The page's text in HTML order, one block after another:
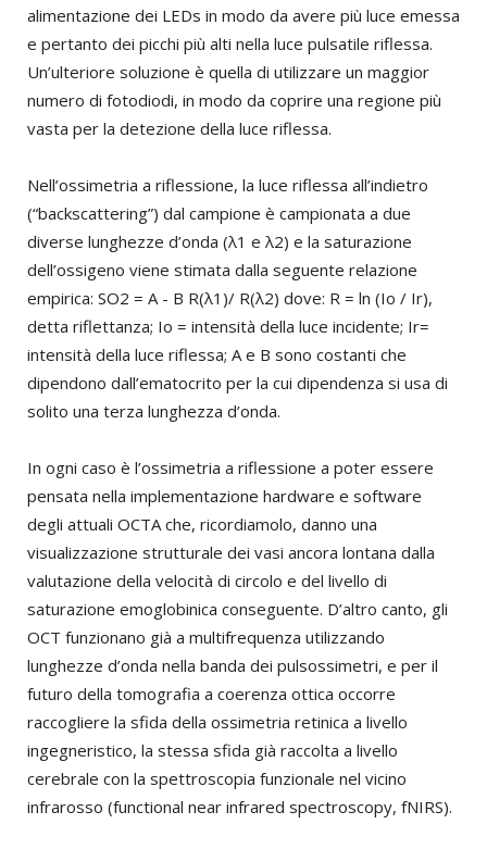
alimentazione dei LEDs in modo da avere più luce emessa
e pertanto dei picchi più alti nella luce pulsatile riflessa.
Un’ulteriore soluzione è quella di utilizzare un maggior
numero di fotodiodi, in modo da coprire una regione più
vasta per la detezione della luce riflessa.
Nell’ossimetria a riflessione, la luce riflessa all’indietro
(“backscattering”) dal campione è campionata a due
diverse lunghezze d’onda (λ1 e λ2) e la saturazione
dell’ossigeno viene stimata dalla seguente relazione
empirica: SO2 = A - B R(λ1)/ R(λ2) dove: R = ln (Io / Ir),
detta riflettanza; Io = intensità della luce incidente; Ir=
intensità della luce riflessa; A e B sono costanti che
dipendono dall’ematocrito per la cui dipendenza si usa di
solito una terza lunghezza d’onda.
In ogni caso è l’ossimetria a riflessione a poter essere
pensata nella implementazione hardware e software
degli attuali OCTA che, ricordiamolo, danno una
visualizzazione strutturale dei vasi ancora lontana dalla
valutazione della velocità di circolo e del livello di
saturazione emoglobinica conseguente. D’altro canto, gli
OCT funzionano già a multifrequenza utilizzando
lunghezze d’onda nella banda dei pulsossimetri, e per il
futuro della tomografia a coerenza ottica occorre
raccogliere la sfida della ossimetria retinica a livello
ingegneristico, la stessa sfida già raccolta a livello
cerebrale con la spettroscopia funzionale nel vicino
infrarosso (functional near infrared spectroscopy, fNIRS).